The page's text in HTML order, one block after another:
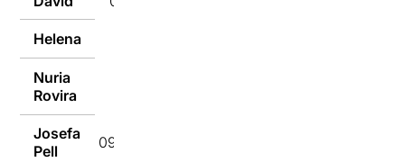
Helena
Nuria
Rovira
Josefa
Pell
09/07/2018